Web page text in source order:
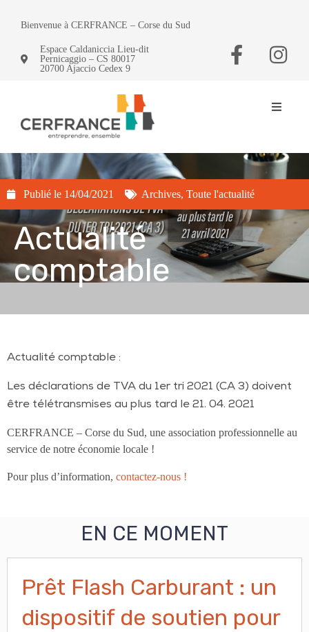
Bienvenue à CERFRANCE – Corse du Sud
Espace Caldaniccia Lieu-dit
Pernicaggio – CS 80017
20700 Ajaccio Cedex 9
Publié le 14/04/2021 Archives, Toute l'actualité
Actualité
comptable
Actualité comptable :
Les déclarations de TVA du 1er tri 2021 (CA 3) doivent
être télétransmises au plus tard le 21. 04. 2021
CERFRANCE – Corse du Sud, une association professionnelle au
service de notre économie locale !
Pour plus d’information, contactez-nous !
EN CE MOMENT
Prêt Flash Carburant : un
dispositif de soutien pour